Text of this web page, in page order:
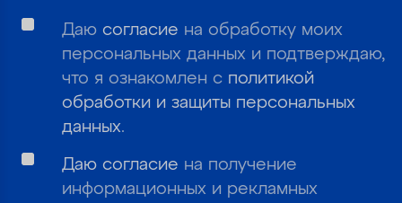
Даю согласие на обработку моих
персональных данных и подтверждаю,
что я ознакомлен с политикой
обработки и защиты персональных
данных.
Даю согласие на получение
информационных и рекламных